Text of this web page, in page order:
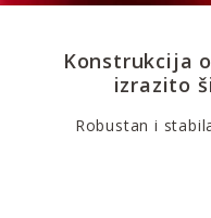
Konstrukcija
izrazito
Robustan i